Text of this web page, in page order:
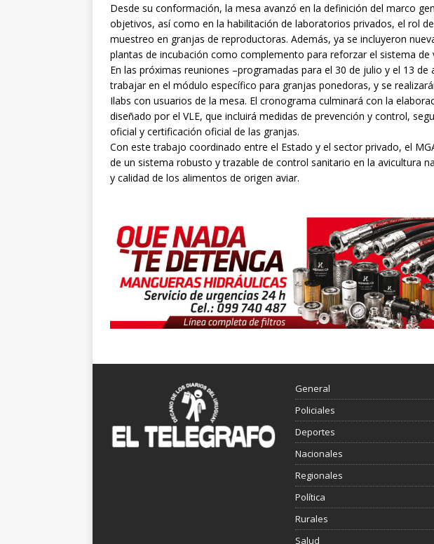
Desde su conformación, la mesa avanzó en la definición del marco
objetivos, así como en la habilitación de laboratorios privados, el rol
muestreo en granjas de reproductoras. Además, ya se incluyeron
plantas de incubación como complemento para reforzar el sistema de
En las próximas reuniones –programadas para el 30 de julio y el 13
trabajar en el módulo específico para granjas ponedoras, y se
Ilabs con usuarios de la mesa. El cronograma culminará con la
diseñado por el VLE, que incluirá medidas de prevención y control,
oficial y certificación oficial de las granjas.
Con este trabajo coordinado entre el Estado y el sector privado, el
de un sistema robusto y trazable de control sanitario en la avicultura
y calidad de los alimentos de origen aviar.
General
Policiales
Deportes
Nacionales
Regionales
Política
Rurales
Salud